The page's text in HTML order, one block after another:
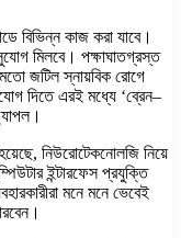
বিভিন্ন কাজ করা যাবে।
মিলবে। পক্ষাঘাতগ্রস্ত
জটিল স্নায়বিক রোগে
দিতে এরই মধ্যে ‘ব্রেন–
নিউরোটেকনোলজি নিয়ে
ইন্টারফেস প্রযুক্তি
মনে মনে ভেবেই